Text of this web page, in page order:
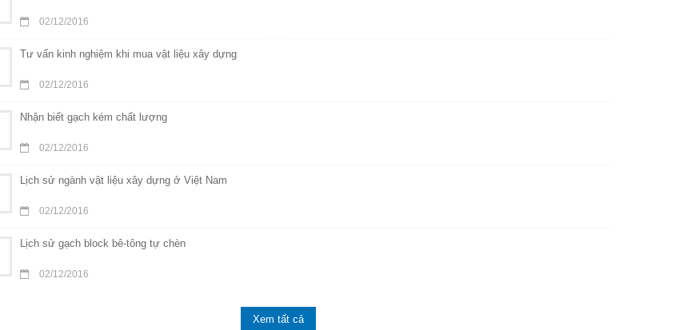
02/12/2016
Tư vấn kinh nghiệm khi mua vật liệu xây dựng
02/12/2016
Nhận biết gạch kém chất lượng
02/12/2016
Lịch sử ngành vật liệu xây dựng ở Việt Nam
02/12/2016
Lịch sử gạch block bê-tông tự chèn
02/12/2016
Xem tất cả